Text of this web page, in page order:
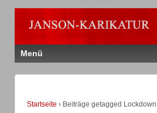
Menü
Startseite › Beiträge getagged Lockdown